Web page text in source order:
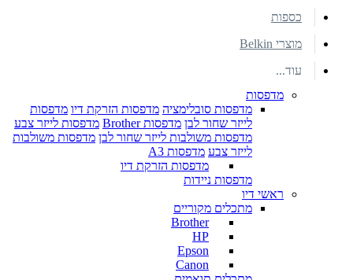
כספות
מוצרי Belkin
עוד...
מדפסות
מדפסות סובלימציה מדפסות הזרקת דיו מדפסות
לייזר שחור לבן מדפסות Brother
מדפסות לייזר צבע
מדפסות משולבות לייזר שחור לבן מדפסות משולבות
לייזר צבע מדפסות A3
מדפסות הזרקת דיו
מדפסות ניידות
ראשי דיו
מתכלים מקוריים
Brother
HP
Epson
Canon